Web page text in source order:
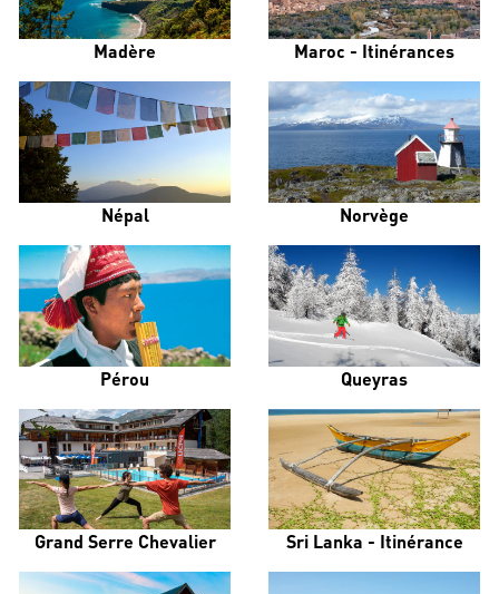
Madère Maroc - Itinérances
Népal Norvège
Pérou Queyras
Grand Serre Chevalier Sri Lanka - Itinérance